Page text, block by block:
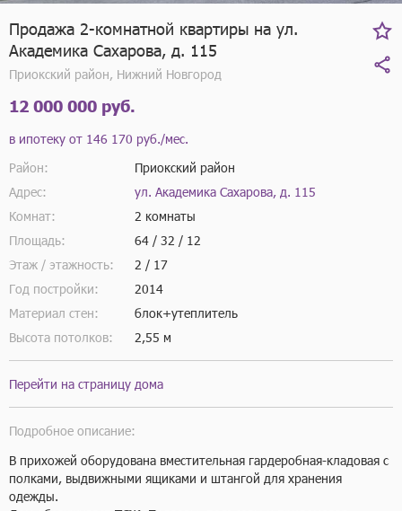
Продажа 2-комнатной квартиры на ул.
Академика Сахарова, д. 115
Приокский район, Нижний Новгород
12 000 000 руб.
в ипотеку от 146 170 руб./мес.
Район:
Приокский район
Адрес:
ул. Академика Сахарова, д. 115
Комнат:
2 комнаты
Площадь:
64 / 32 / 12
Этаж / этажность:
2 / 17
Год постройки:
2014
Материал стен:
блок+утеплитель
Высота потолков:
2,55 м
Перейти на страницу дома
Подробное описание:
В прихожей оборудована вместительная гардеробная-кладовая с
полками, выдвижными ящиками и штангой для хранения
одежды.